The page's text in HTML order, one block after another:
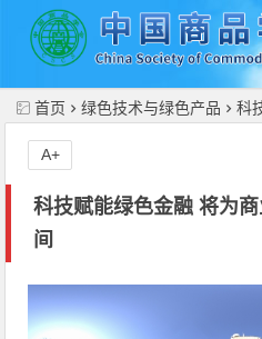
首页 绿色技术与绿色产品 科技
科技赋能绿色金融 将为
间
A+